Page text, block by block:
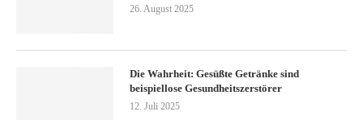
26. August 2025
Die Wahrheit: Gesüßte Getränke sind
beispiellose Gesundheitszerstörer
12. Juli 2025